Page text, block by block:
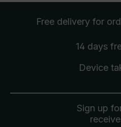
Free delivery for
14 days
Device
Sign up